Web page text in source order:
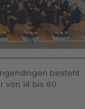
besteht
von 14 bis 80